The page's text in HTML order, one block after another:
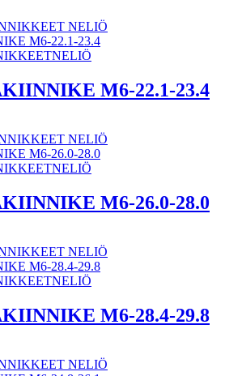
NELIÖ
M6-22.1-23.4
NELIÖ
M6-26.0-28.0
NELIÖ
M6-28.4-29.8